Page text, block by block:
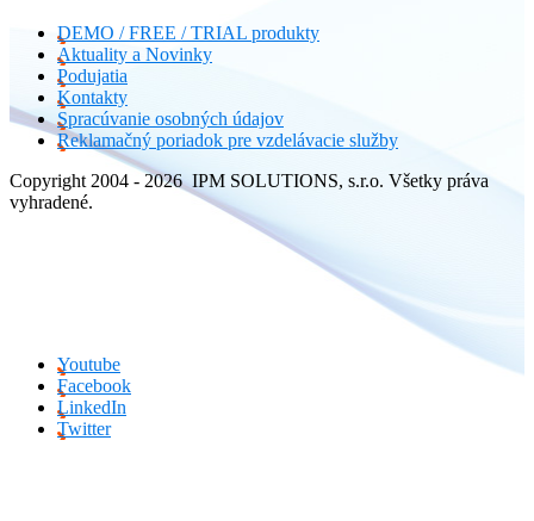
DEMO / FREE / TRIAL produkty
Aktuality a Novinky
Podujatia
Kontakty
Spracúvanie osobných údajov
Reklamačný poriadok pre vzdelávacie služby
Copyright 2004 - 2026 IPM SOLUTIONS, s.r.o. Všetky práva
vyhradené.
Youtube
Facebook
LinkedIn
Twitter